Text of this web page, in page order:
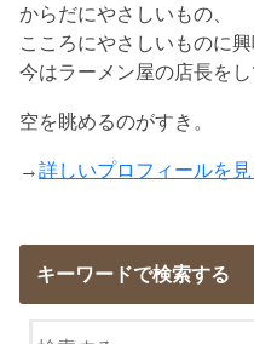
からだにやさしいもの、
こころにやさしいものに興
今はラーメン屋の店長をし
空を眺めるのがすき。
→詳しいプロフィールを見
キーワードで検索する